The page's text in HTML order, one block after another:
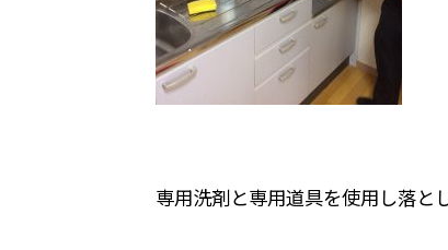
専用洗剤と専用道具を使用し落と